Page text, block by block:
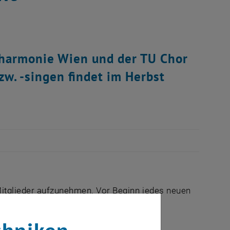
Wien und der TU Chor
-singen findet im Herbst
aufzunehmen. Vor Beginn jedes neuen